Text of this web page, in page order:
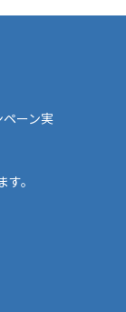
ーン実
。